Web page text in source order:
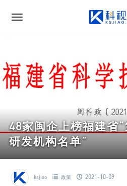
48家闽企上榜福建省
研发机构名单”
ksjiao 政策 2021-10-09